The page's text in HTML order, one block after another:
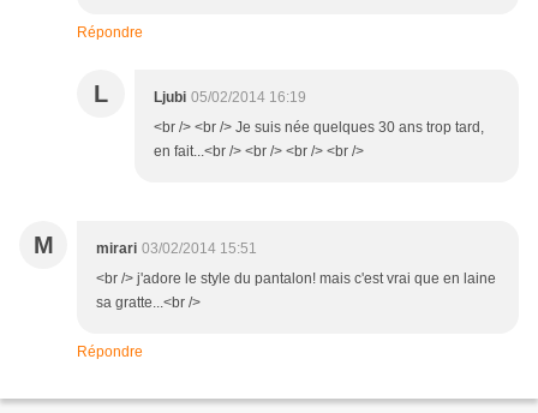
Répondre
L Ljubi 05/02/2014 16:19
<br /> <br /> Je suis née quelques 30 ans trop tard,
en fait...<br /> <br /> <br /> <br />
M mirari 03/02/2014 15:51
<br /> j'adore le style du pantalon! mais c'est vrai que en laine
sa gratte...<br />
Répondre